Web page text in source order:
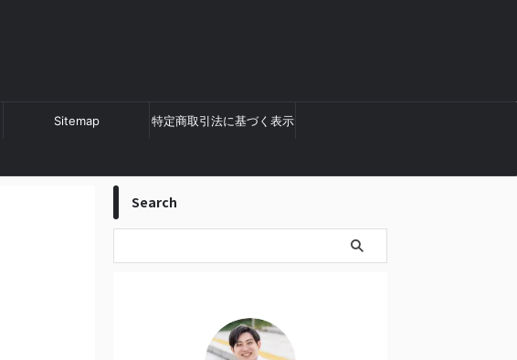
Sitemap 特定商取引法に基づく表示
Search